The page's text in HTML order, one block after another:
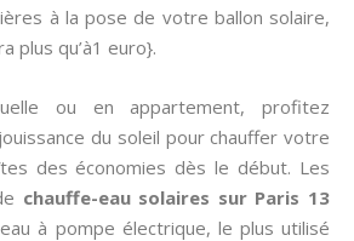
à la pose de votre ballon solaire,
plus qu’à1 euro}.
ou en appartement, profitez
du soleil pour chauffer votre
des économies dès le début. Les
chauffe-eau solaires sur Paris 13
à pompe électrique, le plus utilisé